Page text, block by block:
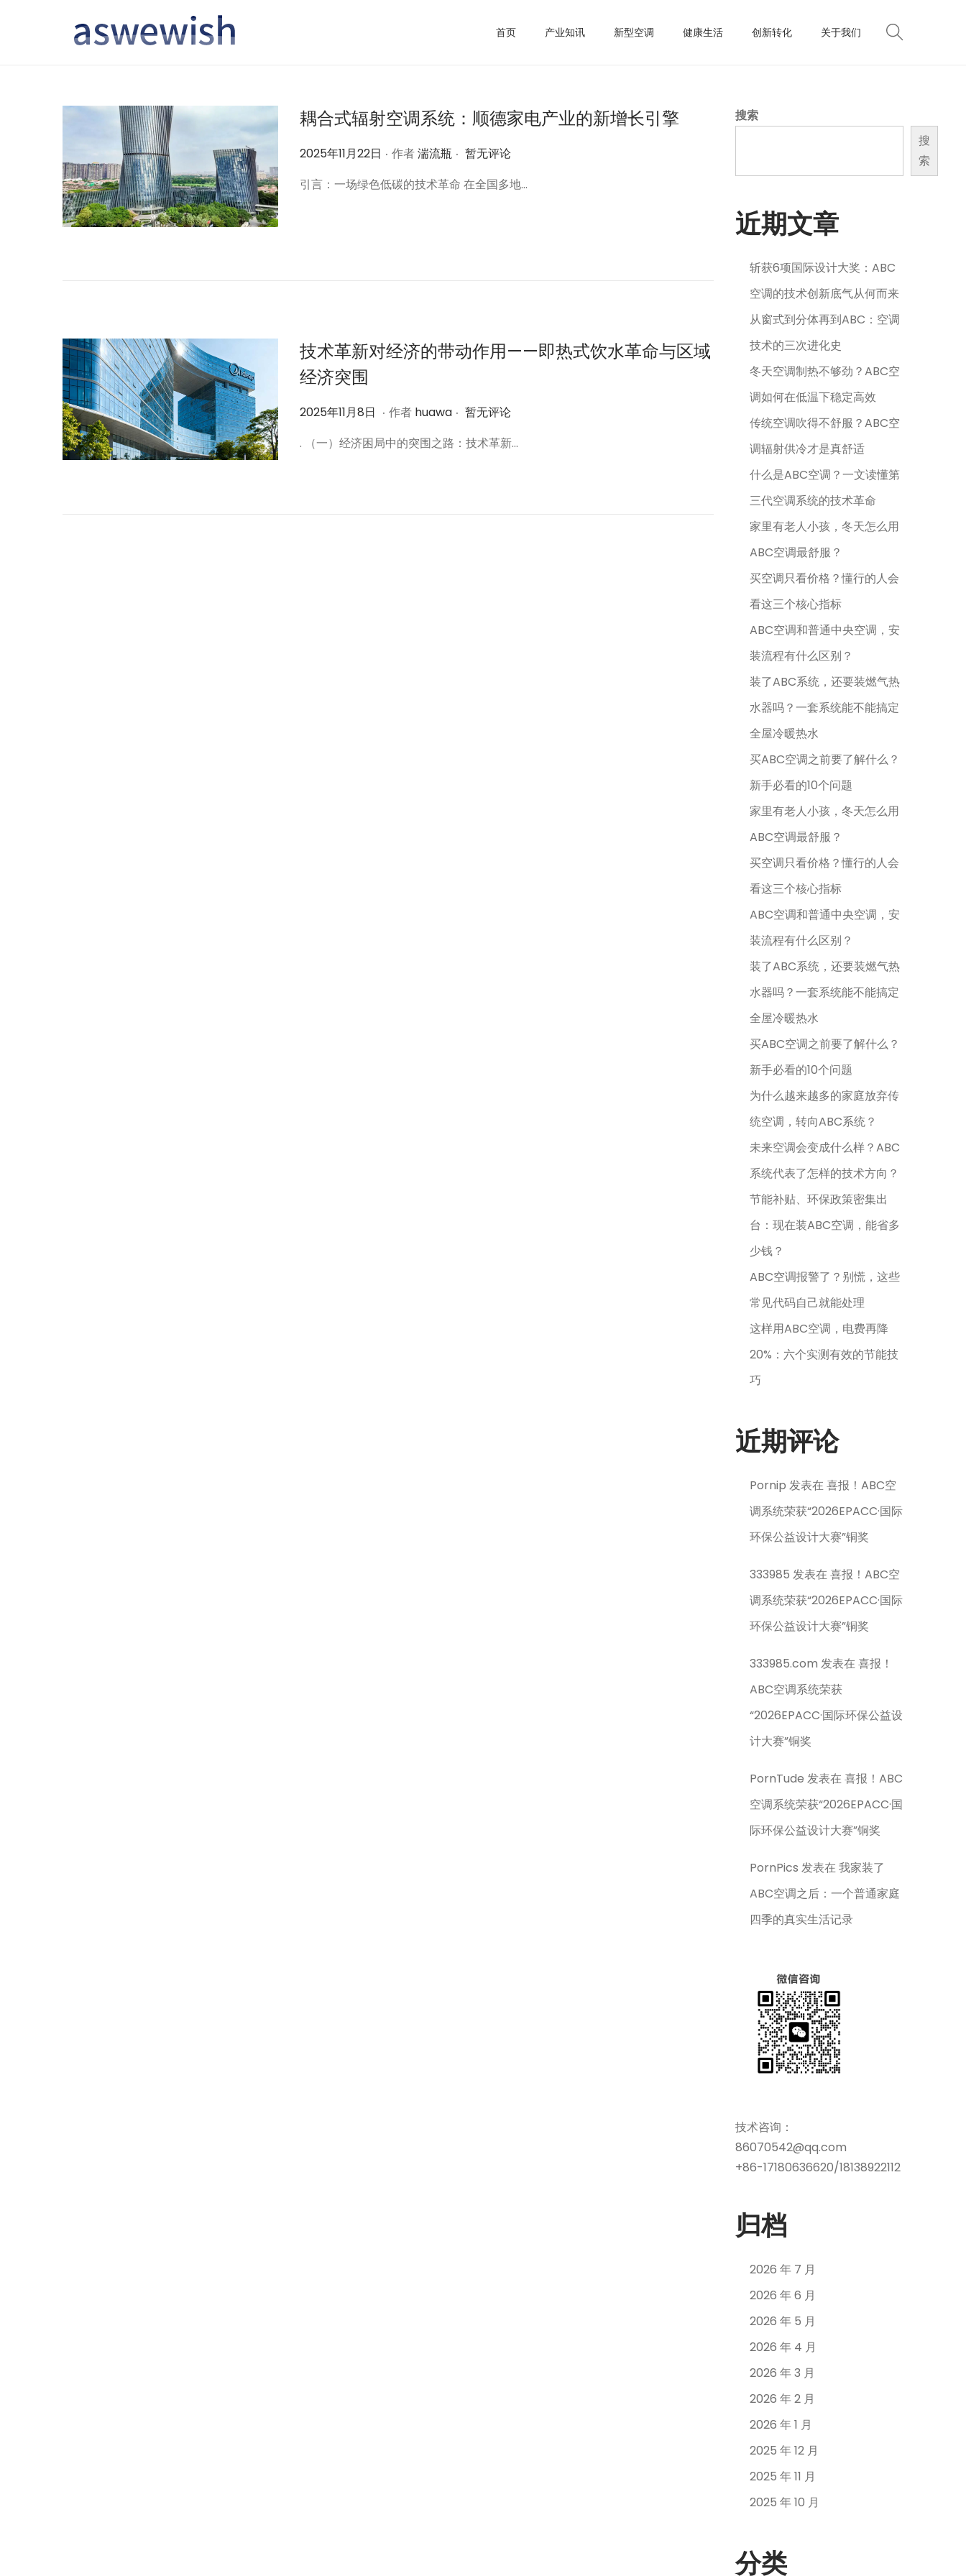
首页 产业知讯 新型空调 健康生活 创新转化 关于我们
耦合式辐射空调系统：顺德家电产业的新增长引擎
作
2025年11月22日 . 作者湍流瓶 . 暂无评论
引言：一场绿色低碳的技术革命 在全国多地…
技术革新对经济的带动作用——即热式饮水革命与区域
经济突围
作
2025年11月8日 2
2
. 作者 huawa . 暂无评论
. （一）经济困局中的突围之路：技术革新…
搜索
搜
索
近期文章
斩获6项国际设计大奖：ABC
空调的技术创新底气从何而来
从窗式到分体再到ABC：空调
技术的三次进化史
冬天空调制热不够劲？ABC空
调如何在低温下稳定高效
传统空调吹得不舒服？ABC空
调辐射供冷才是真舒适
什么是ABC空调？一文读懂第
三代空调系统的技术革命
家里有老人小孩，冬天怎么用
ABC空调最舒服？
买空调只看价格？懂行的人会
看这三个核心指标
ABC空调和普通中央空调，安
装流程有什么区别？
装了ABC系统，还要装燃气热
水器吗？一套系统能不能搞定
全屋冷暖热水
买ABC空调之前要了解什么？
新手必看的10个问题
家里有老人小孩，冬天怎么用
ABC空调最舒服？
买空调只看价格？懂行的人会
看这三个核心指标
ABC空调和普通中央空调，安
装流程有什么区别？
装了ABC系统，还要装燃气热
水器吗？一套系统能不能搞定
全屋冷暖热水
买ABC空调之前要了解什么？
新手必看的10个问题
为什么越来越多的家庭放弃传
统空调，转向ABC系统？
未来空调会变成什么样？ABC
系统代表了怎样的技术方向？
节能补贴、环保政策密集出
台：现在装ABC空调，能省多
少钱？
ABC空调报警了？别慌，这些
常见代码自己就能处理
这样用ABC空调，电费再降
20%：六个实测有效的节能技
巧
近期评论
Pornip 发表在喜报！ABC空
调系统荣获“2026EPACC·国际
环保公益设计大赛”铜奖
333985 发表在喜报！ABC空
调系统荣获“2026EPACC·国际
环保公益设计大赛”铜奖
333985.com 发表在喜报！
ABC空调系统荣获
“2026EPACC·国际环保公益设
计大赛”铜奖
PornTude 发表在喜报！ABC
空调系统荣获“2026EPACC·国
际环保公益设计大赛”铜奖
PornPics 发表在我家装了
ABC空调之后：一个普通家庭
四季的真实生活记录
技术咨询：
86070542@qq.com
+86-17180636620/18138922112
归档
2026 年 7 月
2026 年 6 月
2026 年 5 月
2026 年 4 月
2026 年 3 月
2026 年 2 月
2026 年 1 月
2025 年 12 月
2025 年 11 月
2025 年 10 月
分类